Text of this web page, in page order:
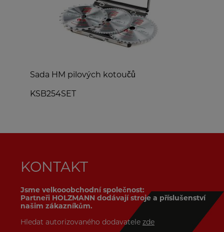
Sada HM pilových kotoučů
KSB254SET
KONTAKT
Jsme velkooobchodní společnost:
Partneři HOLZMANN dodávají stroje a příslušenství
našim zákazníkům.
Hledat autorizovaného dodavatele zde